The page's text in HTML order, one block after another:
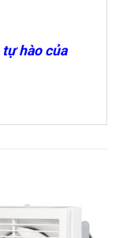
hào của